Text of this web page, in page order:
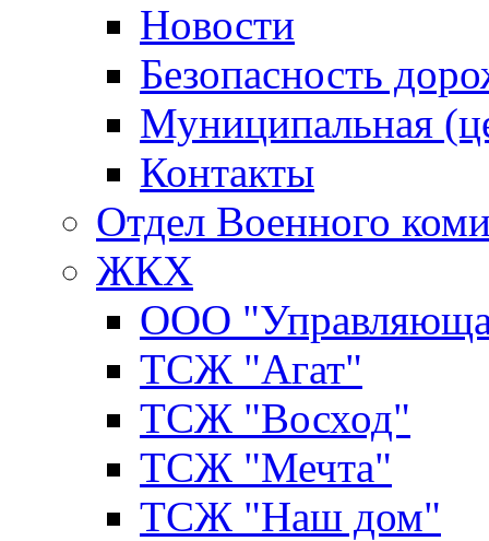
Новости
Безопасность
Муниципальная
Контакты
Отдел Военного
ЖКХ
ООО
ТСЖ "Агат"
ТСЖ "Восход"
ТСЖ "Мечта"
ТСЖ "Наш дом"